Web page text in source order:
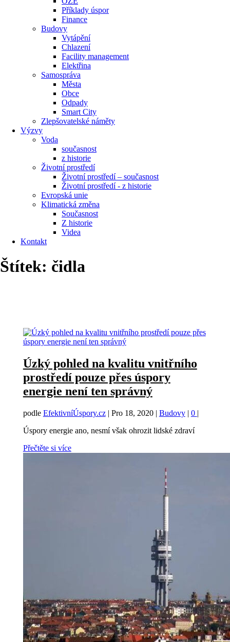
Příklady úspor
Finance
Budovy
Vytápění
Chlazení
Facility management
Elektřina
Samospráva
Města
Obce
Odpady
Smart City
Zlepšovatelské náměty
Výzvy
Voda
současnost
z historie
Životní prostředí
Životní prostředí – současnost
Životní prostředí ​- z historie
Evropská unie
Klimatická změna
Současnost
Z historie
Videa
Kontakt
Štítek: čidla
Úzký pohled na kvalitu vnitřního
prostředí pouze přes úspory
energie není ten správný
podle EfektivníÚspory.cz| Pro 18, 2020| Budovy| 0 |
Úspory energie ano, nesmí však ohrozit lidské zdraví
Přečtěte si více